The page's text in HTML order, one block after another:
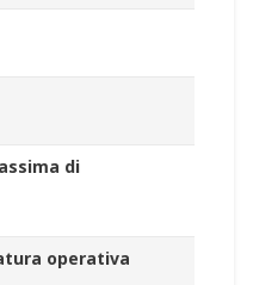
di
operativa